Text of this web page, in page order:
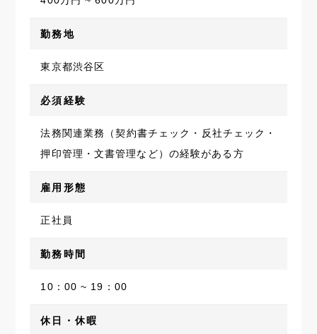
勤務地
東京都渋谷区
必須経験
法務関連業務（契約書チェック・反社チェック・
押印管理・文書管理など）の経験がある方
雇用形態
正社員
勤務時間
10：00 ~ 19：00
休日・休暇